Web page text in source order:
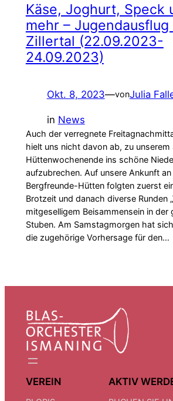
Käse, Joghurt, Speck
mehr – Jugendausflug
Zillertal (22.09.2023-
24.09.2023)
Okt. 8, 2023—vonJulia
in News
Auch der verregnete
hielt uns nicht davon ab, zu unserem
Hüttenwochenende ins schöne
aufzubrechen. Auf unsere Ankunft an
Bergfreunde-Hütten folgten zuerst
Brotzeit und danach diverse Runden
mitgeselligem Beisammensein in der
Stuben. Am Samstagmorgen hat
die zugehörige Vorhersage für den…
VEREIN AKTIV